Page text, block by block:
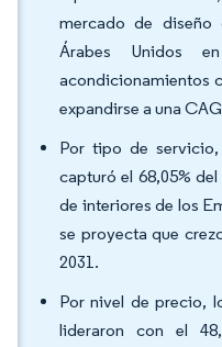
mercado de diseño
Árabes Unidos
acondicionamientos
expandirse a una
Por tipo de
capturó el 68,05%
de interiores de los
se proyecta que
2031.
Por nivel de precio,
lideraron con el